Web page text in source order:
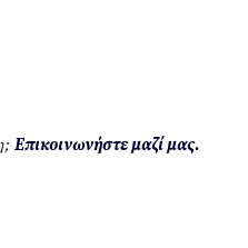
Επικοινωνήστε μαζί μας.